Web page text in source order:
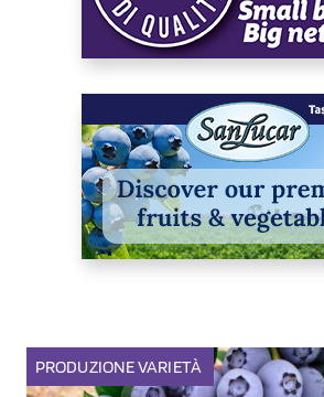
PRODUZIONEVARIETÀ